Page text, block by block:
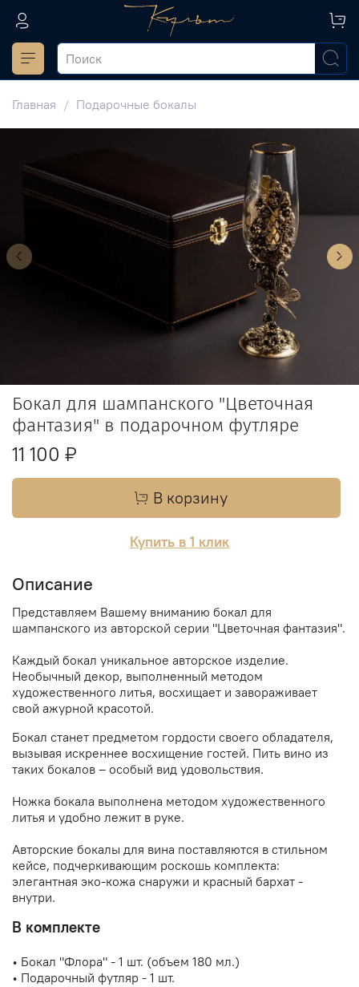
Главная Подарочные бокалы
Бокал для шампанского "Цветочная
фантазия" в подарочном футляре
11 100 ₽
В корзину
Купить в 1 клик
Описание
Представляем Вашему вниманию бокал для
шампанского из авторской серии "Цветочная фантазия".
Каждый бокал уникальное авторское изделие.
Необычный декор, выполненный методом
художественного литья, восхищает и завораживает
свой ажурной красотой.
Бокал станет предметом гордости своего обладателя,
вызывая искреннее восхищение гостей. Пить вино из
таких бокалов – особый вид удовольствия.
Ножка бокала выполнена методом художественного
литья и удобно лежит в руке.
Авторские бокалы для вина поставляются в стильном
кейсе, подчеркивающим роскошь комплекта:
элегантная эко-кожа снаружи и красный бархат -
внутри.
В комплекте
• Бокал "Флора" - 1 шт. (объем 180 мл.)
• Подарочный футляр - 1 шт.